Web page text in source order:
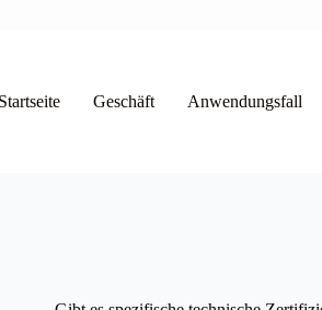
Startseite Geschäft Anwendungsfall